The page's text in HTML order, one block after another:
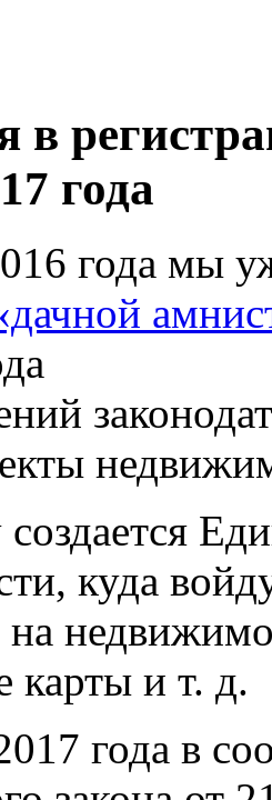
в
года
года мы
ты
куда
на
карты и т. д.
года в